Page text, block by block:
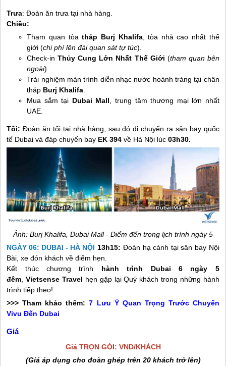
Trưa: Đoàn ăn trưa tại nhà hàng.
Chiều:
Tham quan tòatháp Burj Khalifa, tòa nhà cao nhất thế
giới (chi phí lên đài quan sát tự túc).
Check-inThủy Cung Lớn Nhất Thế Giới (tham quan bên
ngoài).
Trải nghiệm màn trình diễn nhạc nước hoành tráng tại chân
tháp Burj Khalifa
Mua sắm tại Dubai Mall , trung tâm thương mại lớn nhất
UAE.
Tối:Đoàn ăn tối tại nhà hàng, sau đó di chuyển ra sân bay quốc
tế Dubai và đáp chuyến bay EK 394 về Hà Nội lúc03h30.
Ảnh: Burj Khalifa, Dubai Mall - Điểm đến trong lịch trình ngày 5
NGÀY 06: DUBAI - HÀ NỘI 13h15: Đoàn hạ cánh tại sân bay Nội
Bài, xe đón khách về điểm hẹn.
Kết thúc chương trình hành trình Dubai 6 ngày 5
đêm,Vietsense Travel hẹn gặp lại Quý khách trong những hành
trình tiếp theo!
>>> Tham khảo thêm:7 Lưu Ý Quan Trọng Trước Chuyến
Vivu Đến Dubai
Giá
Giá TRỌN GÓI: VND/KHÁCH
(Giá áp dụng cho đoàn ghép trên 20 khách trở lên)